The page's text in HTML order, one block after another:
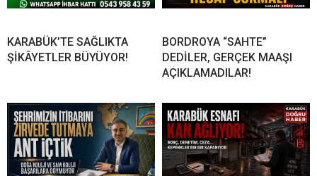
KARABÜK’TE SAĞLIKTA
ŞİKÂYETLER BÜYÜYOR!
BORDROYA “SAHTE”
DEDİLER, GERÇEK MAAŞI
AÇIKLAMADILAR!